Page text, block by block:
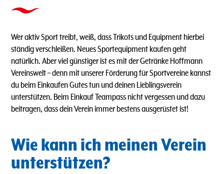
Wer aktiv Sport treibt, weiß, dass Trikots und Equipment hierbei
ständig verschleißen. Neues Sportequipment kaufen geht
natürlich. Aber viel günstiger ist es mit der Getränke Hoffmann
Vereinswelt – denn mit unserer Förderung für Sportvereine kannst
du beim Einkaufen Gutes tun und deinen Lieblingsverein
unterstützen. Beim Einkauf Teampass nicht vergessen und dazu
beitragen, dass dein Verein immer bestens ausgerüstet ist!
Wie kann ich meinen Verein
unterstützen?